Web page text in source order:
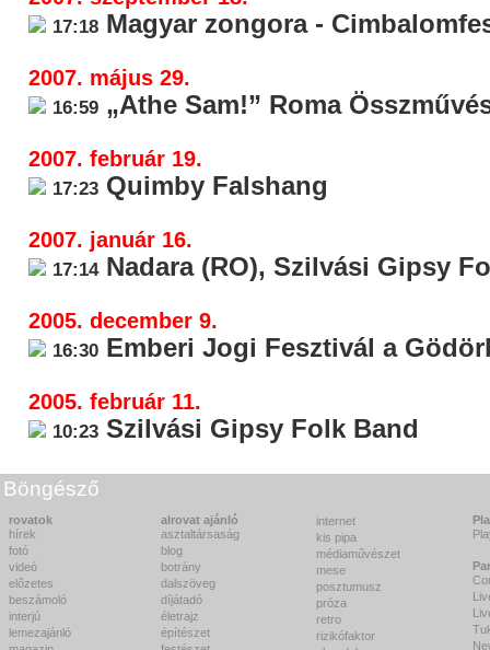
17:18 Magyar zongora -
2007. május 29.
16:59 „Athe Sam!” Roma
2007. február 19.
17:23 Quimby Falshang
2007. január 16.
17:14Nadara (RO), Szilvási Gipsy
2005. december 9.
16:30 Emberi Jogi Fesztivál a
2005. február 11.
10:23 Szilvási Gipsy Folk Band
Böngésző
rovatok
hírek
fotó
videó
előzetes
beszámoló
interjú
lemezajánló
alrovat ajánló
asztaltársaság
blog
botrány
dalszöveg
díjátadó
életrajz
építészet
internet
kis pipa
médiaművészet
mese
posztumusz
próza
retro
rizikófaktor